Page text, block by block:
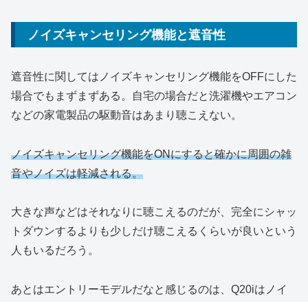
ノイズキャンセリング機能と遮音性
遮音性に関してはノイズキャンセリング機能をOFFにした
場合でもまずまずある。自宅の場合だと洗濯機やエアコン
などの家電製品の駆動音はあまり聴こえない。
ノイズキャンセリング機能をONにすると確かに周囲の雑
音やノイズは軽減される。
大きな声などはそれなりに聴こえるのだが、完全にシャッ
トダウンするよりも少しだけ聴こえるくらいが良いという
人もいるだろう。
あとはエントリーモデルだなと感じるのは、Q20iはノイ